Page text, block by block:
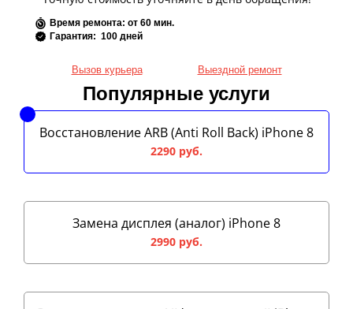
Время ремонта: от 60 мин.
Гарантия: 100 дней
Вызов курьера Выездной ремонт
Популярные услуги
Восстановление ARB (Anti Roll Back) iPhone 8
2290 руб.
Замена дисплея (аналог) iPhone 8
2990 руб.